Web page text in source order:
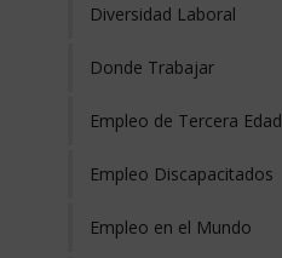
Diversidad Laboral
Donde Trabajar
Empleo de Tercera Edad
Empleo Discapacitados
Empleo en el Mundo